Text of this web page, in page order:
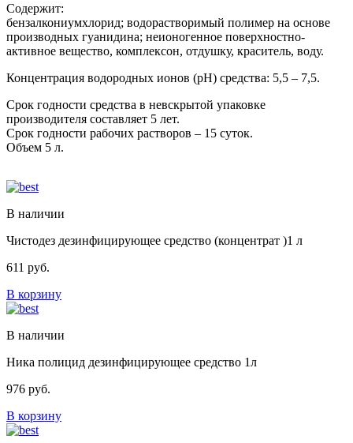
Содержит:
бензалкониумхлорид; водорастворимый полимер на основе
производных гуанидина; неионогенное поверхностно-
активное вещество, комплексон, отдушку, краситель, воду.
Концентрация водородных ионов (рН) средства: 5,5 – 7,5.
Срок годности средства в невскрытой упаковке
производителя составляет 5 лет.
Срок годности рабочих растворов – 15 суток.
Объем 5 л.
В наличии
Чистодез дезинфицирующее средство (концентрат )1 л
611 руб.
В корзину
В наличии
Ника полицид дезинфицирующее средство 1л
976 руб.
В корзину